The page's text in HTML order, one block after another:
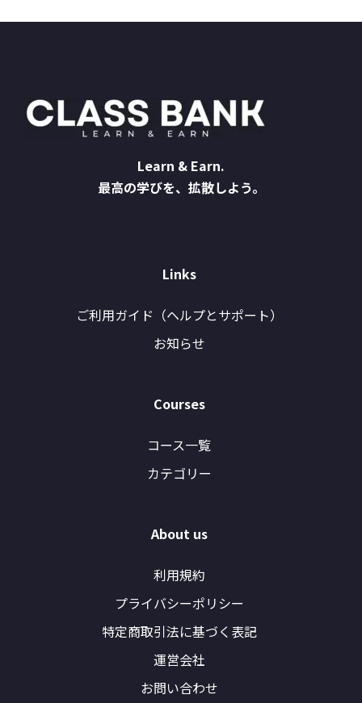
Learn & Earn.
最高の学びを、拡散しよう。
Links
ご利用ガイド（ヘルプとサポート）
お知らせ
Courses
コース一覧
カテゴリー
About us
利用規約
プライバシーポリシー
特定商取引法に基づく表記
運営会社
お問い合わせ